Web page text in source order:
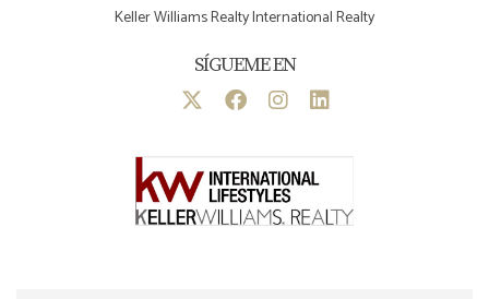
Keller Williams Realty International Realty
SÍGUEME EN